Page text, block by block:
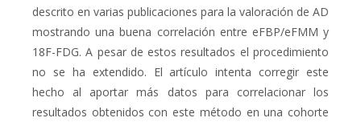
descrito en varias publicaciones para la valoración de AD
mostrando una buena correlación entre eFBP/eFMM y
18F-FDG. A pesar de estos resultados el procedimiento
no se ha extendido. El artículo intenta corregir este
hecho al aportar más datos para correlacionar los
resultados obtenidos con este método en una cohorte